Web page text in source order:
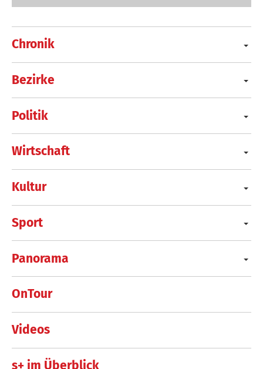
Chronik
Bezirke
Politik
Wirtschaft
Kultur
Sport
Panorama
OnTour
Videos
s+ im Überblick